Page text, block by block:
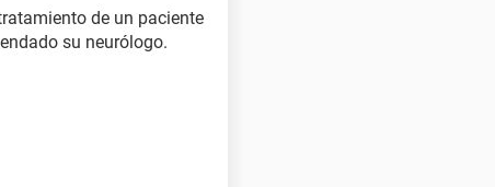
de un paciente
su neurólogo.